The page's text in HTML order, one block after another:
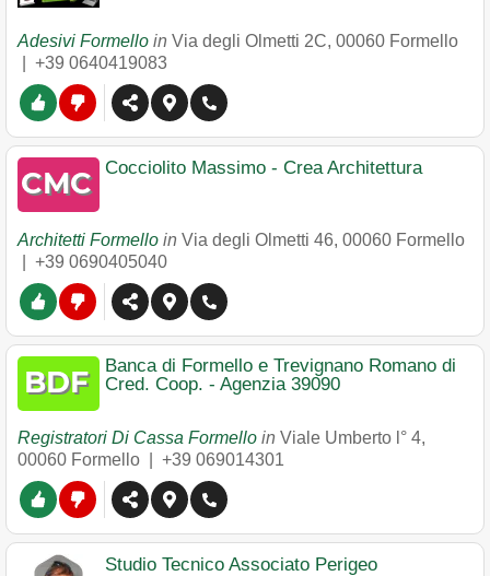
Adesivi Formello in Via degli Olmetti 2C, 00060 Formello
+39 0640419083
Cocciolito Massimo - Crea Architettura
Architetti Formello in Via degli Olmetti 46, 00060 Formello
+39 0690405040
Banca di Formello e Trevignano Romano di
Cred. Coop. - Agenzia 39090
Registratori Di Cassa Formello in Viale Umberto l° 4,
00060 Formello +39 069014301
Studio Tecnico Associato Perigeo